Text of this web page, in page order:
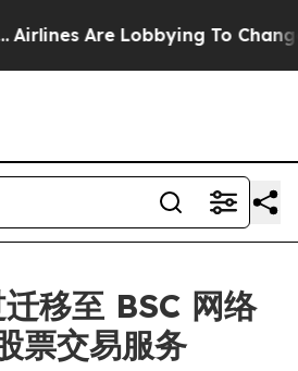
Are Lobbying To Change
移至 BSC 网络
票交易服务